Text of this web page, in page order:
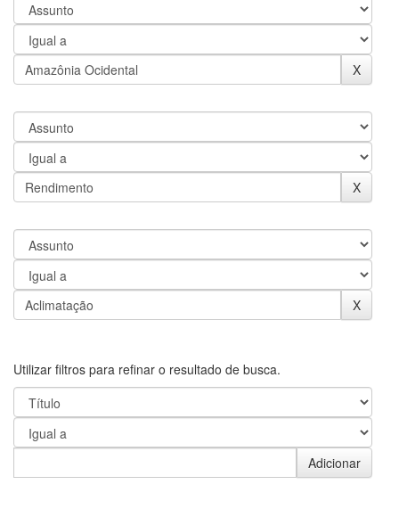
Utilizar filtros para refinar o resultado de busca.